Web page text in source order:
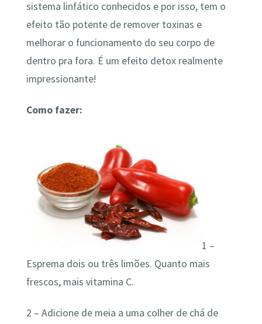
sistema linfático conhecidos e por isso, tem o
efeito tão potente de remover toxinas e
melhorar o funcionamento do seu corpo de
dentro pra fora. É um efeito detox realmente
impressionante!
Como fazer:
1 –
Esprema dois ou três limões. Quanto mais
frescos, mais vitamina C.
2 – Adicione de meia a uma colher de chá de